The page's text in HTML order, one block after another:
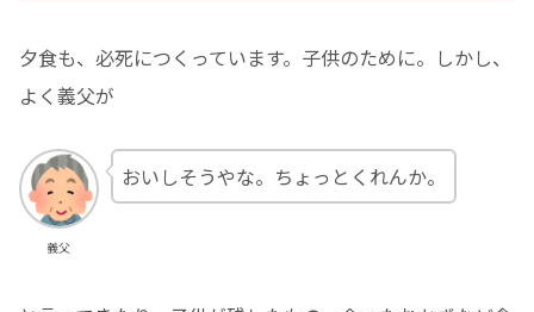
夕食も、必死につくっています。子供のために。しかし、
よく義父が
義父
おいしそうやな。ちょっとくれんか。